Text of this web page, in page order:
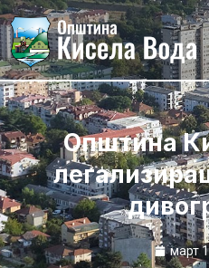
Skip
to
content
Општина
март